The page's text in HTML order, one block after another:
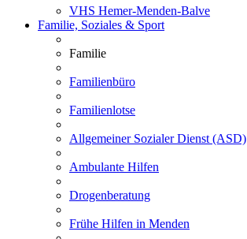
VHS Hemer-Menden-Balve
Familie, Soziales & Sport
Familie
Familienbüro
Familienlotse
Allgemeiner Sozialer Dienst (ASD)
Ambulante Hilfen
Drogenberatung
Frühe Hilfen in Menden